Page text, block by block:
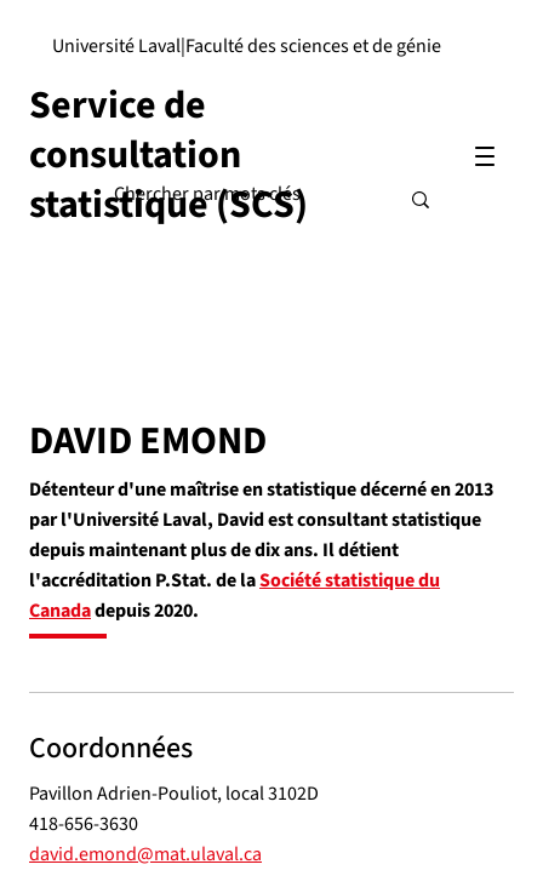
Service de
consultation
statistique (SCS)
|
Université Laval Faculté des sciences et de génie
DAVID EMOND
Détenteur d'une maîtrise en statistique décerné en 2013
par l'Université Laval, David est consultant statistique
depuis maintenant plus de dix ans. Il détient
l'accréditation P.Stat. de laSociété statistique du
Canadadepuis 2020.
Coordonnées
Pavillon Adrien-Pouliot, local 3102D
418-656-3630
david.emond@mat.ulaval.ca